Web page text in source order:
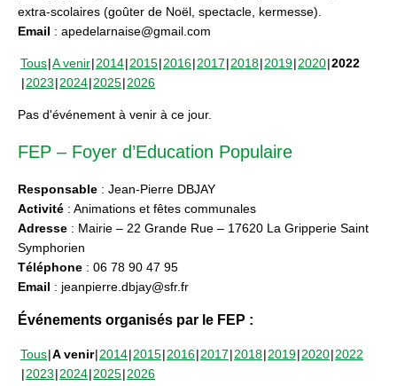
extra-scolaires (goûter de Noël, spectacle, kermesse).
Email : apedelarnaise@gmail.com
Tous A venir 2014 2015 2016 2017 2018 2019 2020 2022
2023 2024 2025 2026
Pas d'événement à venir à ce jour.
FEP – Foyer d’Education Populaire
Responsable : Jean-Pierre DBJAY
Activité : Animations et fêtes communales
Adresse : Mairie – 22 Grande Rue – 17620 La Gripperie Saint
Symphorien
Téléphone : 06 78 90 47 95
Email : jeanpierre.dbjay@sfr.fr
Événements organisés par le FEP :
Tous A venir 2014 2015 2016 2017 2018 2019 2020 2022
2023 2024 2025 2026